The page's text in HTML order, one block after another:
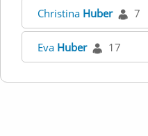
Christina Huber 7
Eva Huber 17